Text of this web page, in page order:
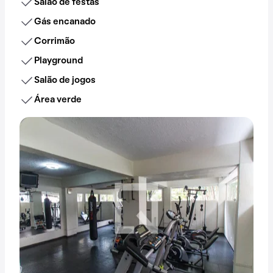
Salão de festas
Gás encanado
Corrimão
Playground
Salão de jogos
Área verde